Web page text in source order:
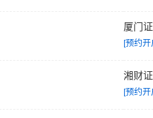
厦门
[预约开
湘财
[预约开